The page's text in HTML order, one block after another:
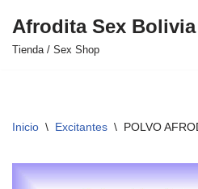
Saltar
Afrodita Sex Bolivia
Tienda / Sex Shop
Inicio \ Excitantes \ POLVO